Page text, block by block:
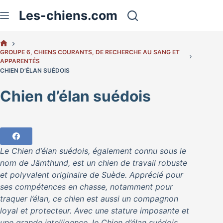
au
Les-chiens.com
ACCUEIL
GROUPE 6, CHIENS COURANTS, DE RECHERCHE AU SANG ET
APPARENTÉS
CHIEN D’ÉLAN SUÉDOIS
Chien d’élan suédois
Le Chien d’élan suédois, également connu sous le
nom de Jämthund, est un chien de travail robuste
et polyvalent originaire de Suède. Apprécié pour
ses compétences en chasse, notamment pour
traquer l’élan, ce chien est aussi un compagnon
loyal et protecteur. Avec une stature imposante et